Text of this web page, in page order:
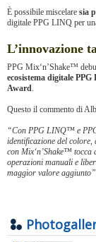
È possibile miscelare sia
digitale PPG LINQ per
L’innovazione
PPG Mix‘n’Shake™
ecosistema digitale
Award.
Questo il commento di
“Con PPG LINQ™ e
identificazione del
con Mix‘n’Shake™ tocca
operazioni manuali e
maggior valore